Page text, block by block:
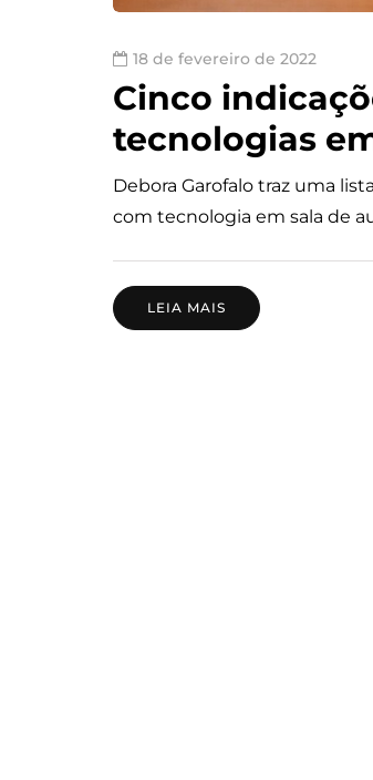
18 de fevereiro de 2022
Cinco
tecnologias
Debora Garofalo traz uma
com tecnologia em sala de
LEIA MAIS